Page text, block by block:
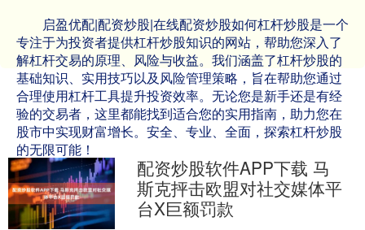
启盈优配|配资炒股|在线配资炒股如何杠杆炒股是一个
专注于为投资者提供杠杆炒股知识的网站，帮助您深入了
解杠杆交易的原理、风险与收益。我们涵盖了杠杆炒股的
基础知识、实用技巧以及风险管理策略，旨在帮助您通过
合理使用杠杆工具提升投资效率。无论您是新手还是有经
验的交易者，这里都能找到适合您的实用指南，助力您在
股市中实现财富增长。安全、专业、全面，探索杠杆炒股
的无限可能！
配资炒股软件APP下载 马
斯克抨击欧盟对社交媒体平
台X巨额罚款